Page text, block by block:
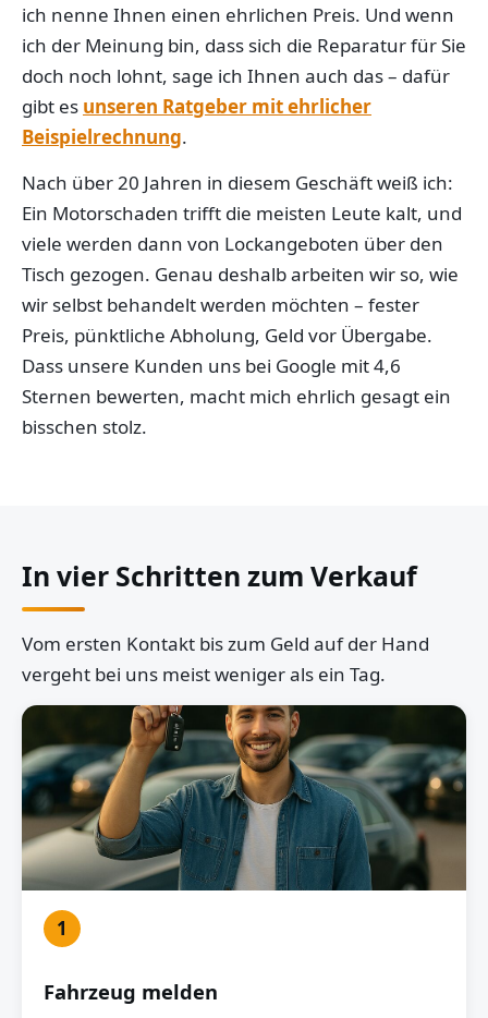
ich nenne Ihnen einen ehrlichen Preis. Und wenn
ich der Meinung bin, dass sich die Reparatur für Sie
doch noch lohnt, sage ich Ihnen auch das – dafür
gibt es unseren Ratgeber mit ehrlicher
Beispielrechnung.
Nach über 20 Jahren in diesem Geschäft weiß ich:
Ein Motorschaden trifft die meisten Leute kalt, und
viele werden dann von Lockangeboten über den
Tisch gezogen. Genau deshalb arbeiten wir so, wie
wir selbst behandelt werden möchten – fester
Preis, pünktliche Abholung, Geld vor Übergabe.
Dass unsere Kunden uns bei Google mit 4,6
Sternen bewerten, macht mich ehrlich gesagt ein
bisschen stolz.
In vier Schritten zum Verkauf
Vom ersten Kontakt bis zum Geld auf der Hand
vergeht bei uns meist weniger als ein Tag.
1
Fahrzeug melden